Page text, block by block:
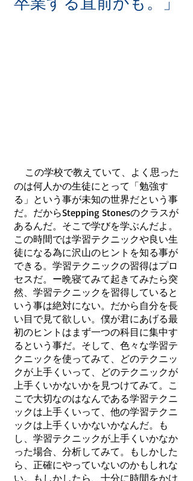
この学校で教えていて、よく思った
のは何人かの生徒にとって「勉強す
る」という事が未知の世界だという事
だ。だからStepping Stonesのクラスが
あるんだ。そこで学びを学ぶんだよ。
この時間では学習テクニックや良い生
徒になる為に沢山のヒントを知る事が
できる。学習テクニックの習得はプロ
セスだ。ー晩寝てみて起きてみたら突
然、学習テクニックを習得していると
いう事は絶対にない。だから自分を長
い目で見て欲しい。僕が君にあげる最
初のヒントはまず一つの科目に集中す
るという事だ。そして、色々な学習テ
クニックを使ってみて、どのテクニッ
クが上手くいって、どのテクニックが
上手くいかないかを見つけてみて。こ
こで大切なのはなんである学習テクニ
ックは上手くいって、他の学習テクニ
ックは上手くいかないかなんだ。も
し、学習テクニックが上手くいかなか
った場合、分析してみて。もしかした
ら、正確にやっていないのかもしれな
い。もしかしたら、十分に時間をかけ